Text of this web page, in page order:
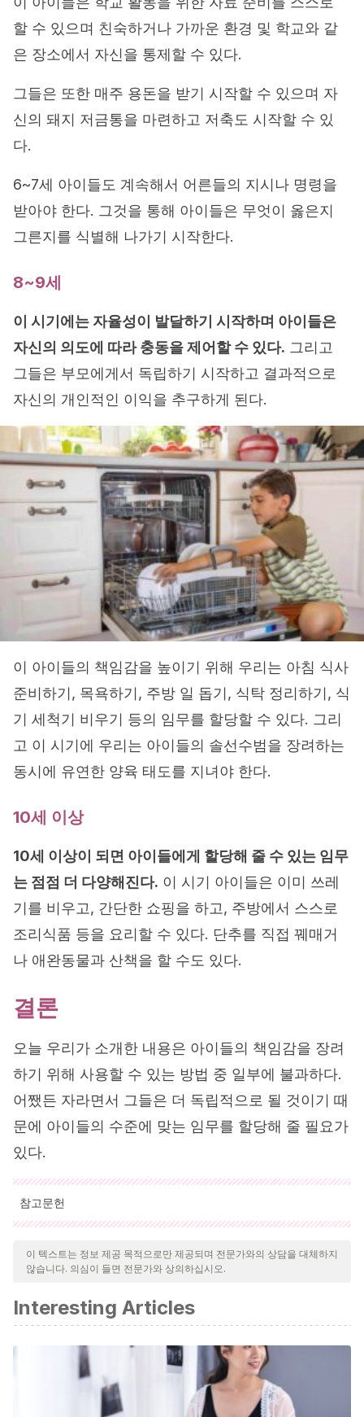
할 수 있으며 친숙하거나 가까운 환경 및 학교와 같
은 장소에서 자신을 통제할 수 있다.
그들은 또한 매주 용돈을 받기 시작할 수 있으며 자
신의 돼지 저금통을 마련하고 저축도 시작할 수 있
다.
6~7세 아이들도 계속해서 어른들의 지시나 명령을
받아야 한다. 그것을 통해 아이들은 무엇이 옳은지
그른지를 식별해 나가기 시작한다.
8~9세
이 시기에는 자율성이 발달하기 시작하며 아이들은
자신의 의도에 따라 충동을 제어할 수 있다. 그리고
그들은 부모에게서 독립하기 시작하고 결과적으로
자신의 개인적인 이익을 추구하게 된다.
이 아이들의 책임감을 높이기 위해 우리는 아침 식사
준비하기, 목욕하기, 주방 일 돕기, 식탁 정리하기, 식
기 세척기 비우기 등의 임무를 할당할 수 있다. 그리
고 이 시기에 우리는 아이들의 솔선수범을 장려하는
동시에 유연한 양육 태도를 지녀야 한다.
10세 이상
10세 이상이 되면 아이들에게 할당해 줄 수 있는 임무
는 점점 더 다양해진다. 이 시기 아이들은 이미 쓰레
기를 비우고, 간단한 쇼핑을 하고, 주방에서 스스로
조리식품 등을 요리할 수 있다. 단추를 직접 꿰매거
나 애완동물과 산책을 할 수도 있다.
결론
오늘 우리가 소개한 내용은 아이들의 책임감을 장려
하기 위해 사용할 수 있는 방법 중 일부에 불과하다.
어쨌든 자라면서 그들은 더 독립적으로 될 것이기 때
문에 아이들의 수준에 맞는 임무를 할당해 줄 필요가
있다.
참고문헌
인용된 모든 출처는 우리 팀에 의해 집요하게 검토되어 질의의 질,
신뢰성, 시대에 맞음 및 타당성을 보장하기 위해 처리되었습니다.
이 문서의 참고 문헌은 신뢰성이 있으며 학문적 또는 과학적으로 정
Beltrán, J. y Bueno, J. A.
Educación. Barcelona: Boixareu Universitaria.
Garvey, C. (1985). El juego infantil. Madrid: Morata.
이 텍스트는 정보 제공 목적으로만 제공되며 전문가와의 상담을 대체하지
않습니다. 의심이 들면 전문가와 상의하십시오.
Interesting Articles